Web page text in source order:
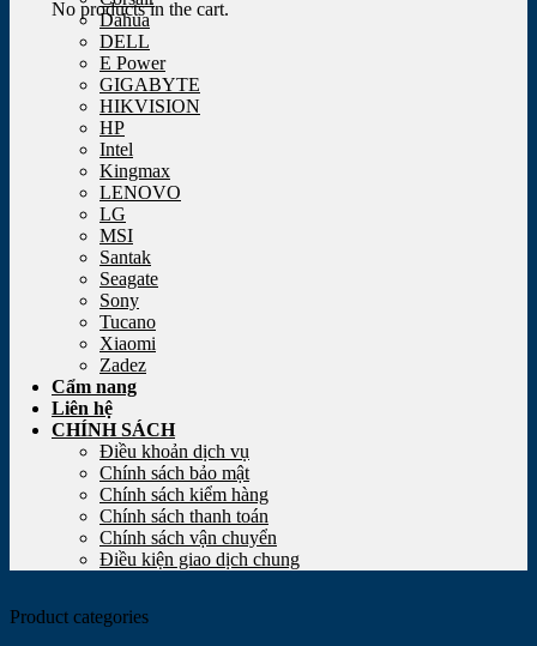
No products in the cart.
Dahua
DELL
E Power
GIGABYTE
HIKVISION
HP
Intel
Kingmax
LENOVO
LG
MSI
Santak
Seagate
Sony
Tucano
Xiaomi
Zadez
Cẩm nang
Liên hệ
CHÍNH SÁCH
Điều khoản dịch vụ
Chính sách bảo mật
Chính sách kiểm hàng
Chính sách thanh toán
Chính sách vận chuyển
Điều kiện giao dịch chung
Product categories